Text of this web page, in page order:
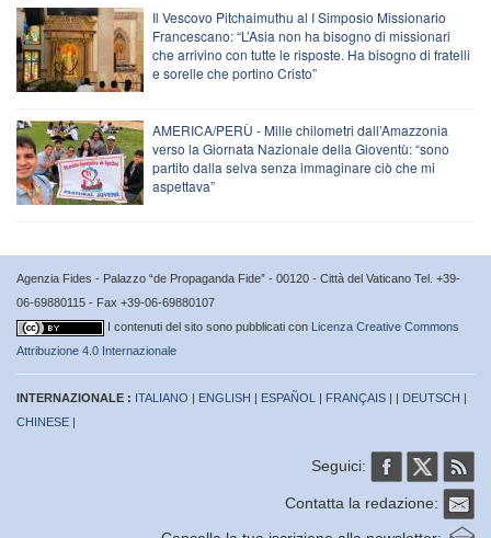
Il Vescovo Pitchaimuthu al I Simposio Missionario
Francescano: “L’Asia non ha bisogno di missionari
che arrivino con tutte le risposte. Ha bisogno di fratelli
e sorelle che portino Cristo”
AMERICA/PERÙ - Mille chilometri dall’Amazzonia
verso la Giornata Nazionale della Gioventù: “sono
partito dalla selva senza immaginare ciò che mi
aspettava”
Agenzia Fides - Palazzo “de Propaganda Fide” - 00120 - Città del Vaticano Tel. +39-
06-69880115 - Fax +39-06-69880107
I contenuti del sito sono pubblicati con Licenza Creative Commons
Attribuzione 4.0 Internazionale
INTERNAZIONALE : ITALIANO | ENGLISH | ESPAÑOL | FRANÇAIS | | DEUTSCH |
CHINESE |
Seguici:
Contatta la redazione: